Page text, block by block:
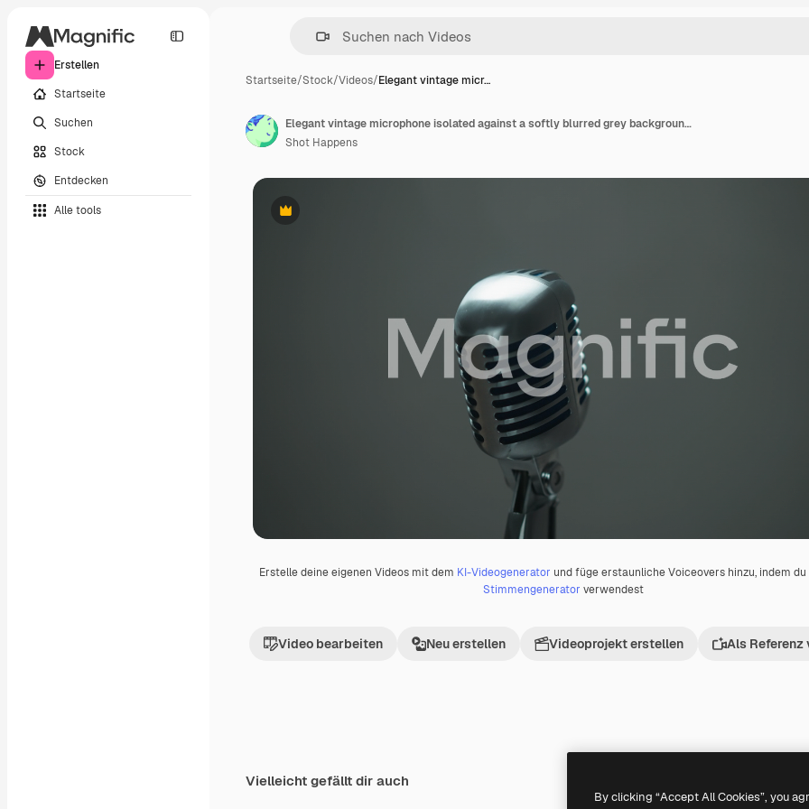
Erstellen
Startseite
Suchen
Stock
Entdecken
Alle tools
Startseite/Stock/Videos/Elegant vintage micr…
Premium
Erstelle deine eigenen Videos mit dem KI-Videogenerator und füge erstaunliche Voiceovers hinzu, indem du
Stimmengenerator verwendest
Video bearbeiten Neu erstellen Videoprojekt erstellen Als Referenz
Elegant vintage microphone isolated against a softly blurred grey background, capturing a minimalist aesthetic
Shot Happens
Vielleicht gefällt dir auch
By clicking “Accept All Cookies”, you